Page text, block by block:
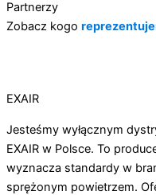
Partnerzy
Zobacz kogo
EXAIR
Jesteśmy wyłącznym
EXAIR w Polsce. To
wyznacza standardy w
sprężonym powietrzem.